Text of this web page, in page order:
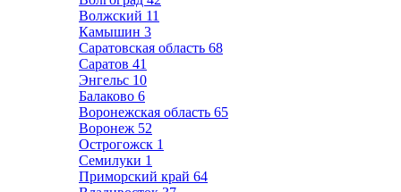
Волжский 11
Камышин 3
Саратовская область 68
Саратов 41
Энгельс 10
Балаково 6
Воронежская область 65
Воронеж 52
Острогожск 1
Семилуки 1
Приморский край 64